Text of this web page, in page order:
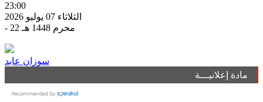
23:00
الثلاثاء 07 يوليو 2026
- 22 محرم 1448 هـ
سوزان عابد
مادة إعلانيـــة